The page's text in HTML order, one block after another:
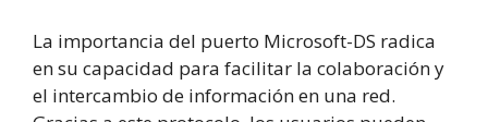
La importancia del puerto Microsoft-DS radica
en su capacidad para facilitar la colaboración y
el intercambio de información en una red.